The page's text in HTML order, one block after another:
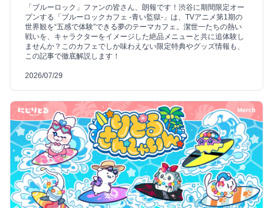
「ブルーロック」ファンの皆さん、朗報です！渋谷に期間限定オー
プンする「ブルーロックカフェ -青い監獄-」は、TVアニメ第1期の
世界観を“五感で体験”できる夢のテーマカフェ。潔世一たちの熱い
戦いを、キャラクターをイメージした絶品メニューと共に追体験し
ませんか？このカフェでしか味わえない限定特典やグッズ情報も、
この記事で徹底解説します！
2026/07/29